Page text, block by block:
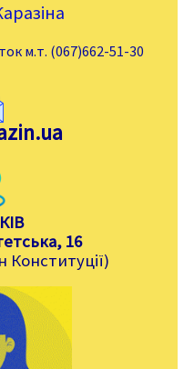
м.т. (067)662-51-30
16